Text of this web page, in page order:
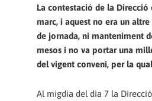
La contestació de la
marc, i aquest no era un
de jornada, ni manteniment
mesos i no va portar una
del vigent conveni, per la
Al migdia del dia 7 la